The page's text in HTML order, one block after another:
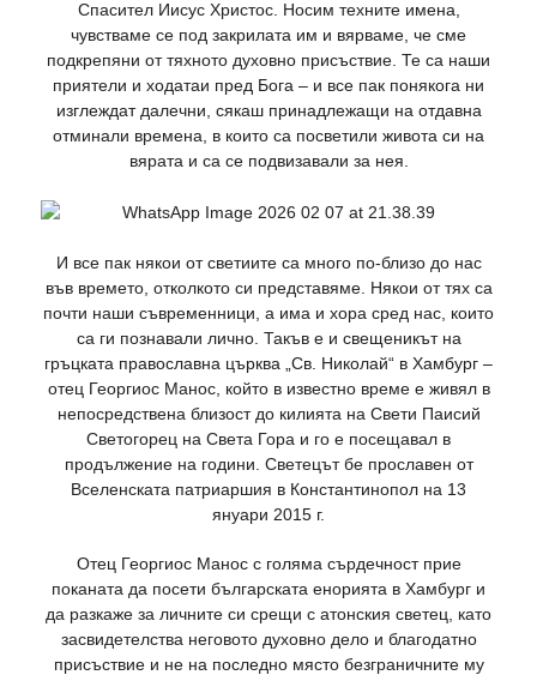
Спасител Иисус Христос. Носим техните имена,
чувстваме се под закрилата им и вярваме, че сме
подкрепяни от тяхното духовно присъствие. Те са наши
приятели и ходатаи пред Бога – и все пак понякога ни
изглеждат далечни, сякаш принадлежащи на отдавна
отминали времена, в които са посветили живота си на
вярата и са се подвизавали за нея.
И все пак някои от светиите са много по-близо до нас
във времето, отколкото си представяме. Някои от тях са
почти наши съвременници, а има и хора сред нас, които
са ги познавали лично. Такъв е и свещеникът на
гръцката православна църква „Св. Николай“ в Хамбург –
отец Георгиос Манос, който в известно време е живял в
непосредствена близост до килията на Свети Паисий
Светогорец на Света Гора и го е посещавал в
продължение на години. Светецът бе прославен от
Вселенската патриаршия в Константинопол на 13
януари 2015 г.
Отец Георгиос Манос с голяма сърдечност прие
поканата да посети българската енорията в Хамбург и
да разкаже за личните си срещи с атонския светец, като
засвидетелства неговото духовно дело и благодатно
присъствие и не на последно място безграничните му